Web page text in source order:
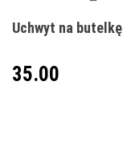
Uchwyt na butelkę
35.00